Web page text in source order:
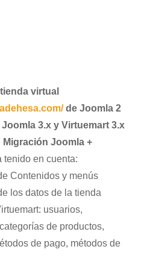
virtual
de Joomla 2
3.x y Virtuemart 3.x
Migración Joomla +
tenido en cuenta:
Contenidos y menús
los datos de la tienda
usuarios,
de productos,
de pago, métodos de